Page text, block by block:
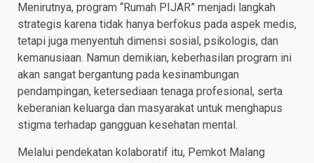
Menirutnya, program “Rumah PIJAR” menjadi langkah
strategis karena tidak hanya berfokus pada aspek medis,
tetapi juga menyentuh dimensi sosial, psikologis, dan
kemanusiaan. Namun demikian, keberhasilan program ini
akan sangat bergantung pada kesinambungan
pendampingan, ketersediaan tenaga profesional, serta
keberanian keluarga dan masyarakat untuk menghapus
stigma terhadap gangguan kesehatan mental.
Melalui pendekatan kolaboratif itu, Pemkot Malang